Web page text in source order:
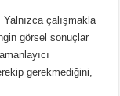
Yalnızca çalışmakla
görsel sonuçlar
gerekmediğini,